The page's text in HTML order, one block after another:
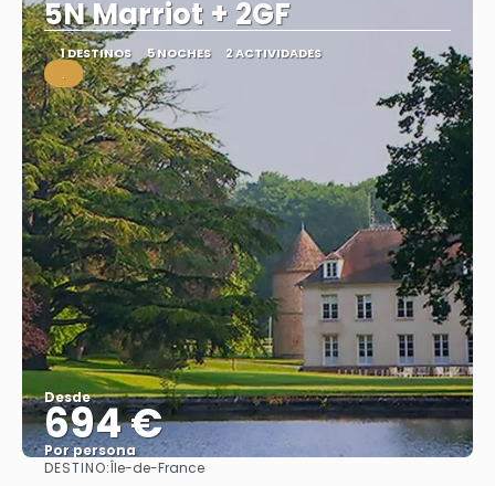
5N Marriot + 2GF
1 DESTINOS 5 NOCHES 2 ACTIVIDADES
.
Desde
694 €
Por persona
DESTINO:Île-de-France